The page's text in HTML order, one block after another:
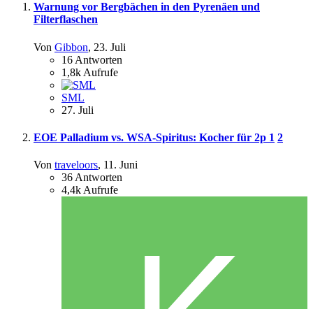
Warnung vor Bergbächen in den Pyrenäen und
Filterflaschen
Von Gibbon, 23. Juli
16 Antworten
1,8k Aufrufe
SML
27. Juli
EOE Palladium vs. WSA-Spiritus: Kocher für 2p 1 2
Von traveloors, 11. Juni
36 Antworten
4,4k Aufrufe